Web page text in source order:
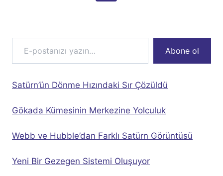
E-postanızı yazın…
Abone ol
Satürn’ün Dönme Hızındaki Sır Çözüldü
Gökada Kümesinin Merkezine Yolculuk
Webb ve Hubble’dan Farklı Satürn Görüntüsü
Yeni Bir Gezegen Sistemi Oluşuyor